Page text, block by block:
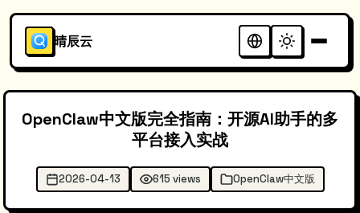
晴辰云
OpenClaw中文版完全指南：开源AI助手的多
平台接入实战
2026-04-13 615 views OpenClaw中文版